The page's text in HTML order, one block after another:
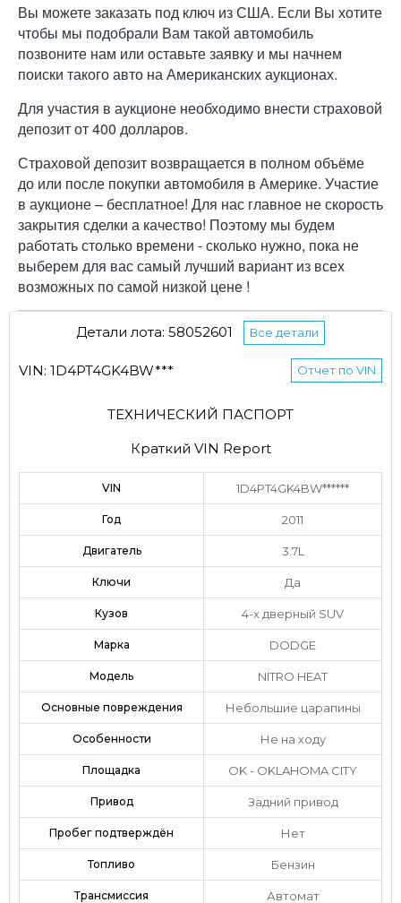
Вы можете заказать под ключ из США. Если Вы хотите
чтобы мы подобрали Вам такой автомобиль
позвоните нам или оставьте заявку и мы начнем
поиски такого авто на Американских аукционах.
Для участия в аукционе необходимо внести страховой
депозит от 400 долларов.
Страховой депозит возвращается в полном объёме
до или после покупки автомобиля в Америке. Участие
в аукционе – бесплатное! Для нас главное не скорость
закрытия сделки а качество! Поэтому мы будем
работать столько времени - сколько нужно, пока не
выберем для вас самый лучший вариант из всех
возможных по самой низкой цене !
Детали лота: 58052601 Все детали
VIN: 1D4PT4GK4BW*** Отчет по VIN
ТЕХНИЧЕСКИЙ ПАСПОРТ
Краткий VIN Report
VIN 1D4PT4GK4BW******
Год 2011
Двигатель 3.7L
Ключи Да
Кузов 4-х дверный SUV
Марка DODGE
Модель NITRO HEAT
Основные повреждения Небольшие царапины
Особенности Не на ходу
Площадка OK - OKLAHOMA CITY
Привод Задний привод
Пробег подтверждён Нет
Топливо Бензин
Трансмиссия Автомат